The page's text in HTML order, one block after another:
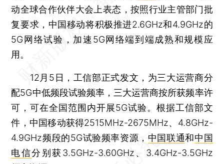
动全球合作伙伴大会上表态，按照行业主管部门批
复要求，中国移动将积极推进2.6GHz和4.9GHz的
5G网络试验，加速5G网络端到端成熟和规模应
用。
12月5日，工信部正式发文，为三大运营商分
配5G中低频段试验频率，三大运营商按所获频率许
可，可在全国范围内开展5G试验。根据工信部文
件，中国移动获得2515MHz-2675MHz、4.8GHz-
4.9GHz频段的5G试验频率资源， 中国联通和中国
电信分别获3.5GHz-3.60GHz、3.4GHz-3.5GHz